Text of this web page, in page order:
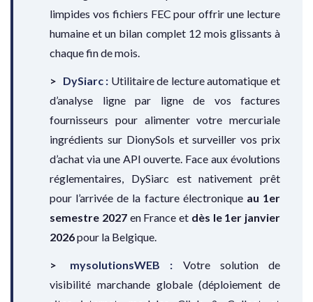
limpides vos fichiers FEC pour offrir une lecture
humaine et un bilan complet 12 mois glissants à
chaque fin de mois.
DySiarc : Utilitaire de lecture automatique et
d’analyse ligne par ligne de vos factures
fournisseurs pour alimenter votre mercuriale
ingrédients sur DionySols et surveiller vos prix
d’achat via une API ouverte. Face aux évolutions
réglementaires, DySiarc est nativement prêt
pour l’arrivée de la facture électronique au 1er
semestre 2027en France et dès le 1er janvier
2026pour la Belgique.
mysolutionsWEB : Votre solution de
visibilité marchande globale (déploiement de